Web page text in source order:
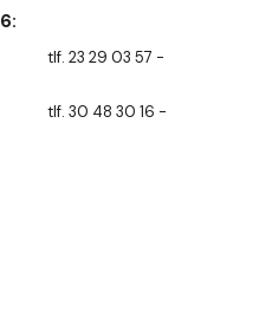
6:
tlf. 23 29 03 57 -
tlf. 30 48 30 16 -